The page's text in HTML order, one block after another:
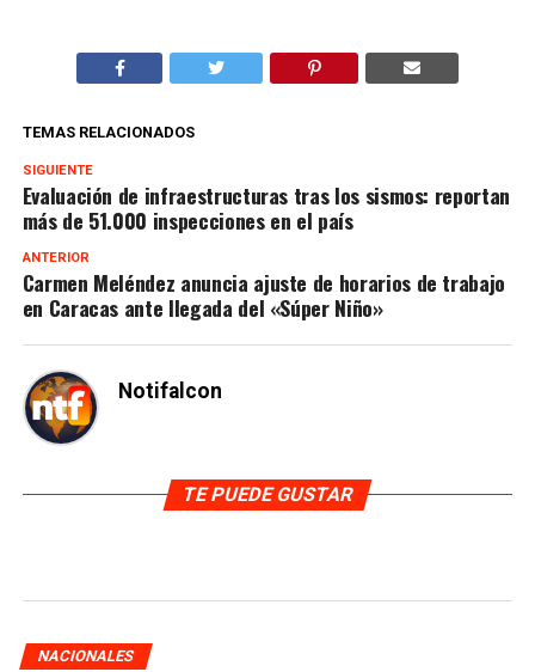
TEMAS RELACIONADOS
SIGUIENTE
Evaluación de infraestructuras tras los sismos: reportan
más de 51.000 inspecciones en el país
ANTERIOR
Carmen Meléndez anuncia ajuste de horarios de trabajo
en Caracas ante llegada del «Súper Niño»
Notifalcon
TE PUEDE GUSTAR
NACIONALES